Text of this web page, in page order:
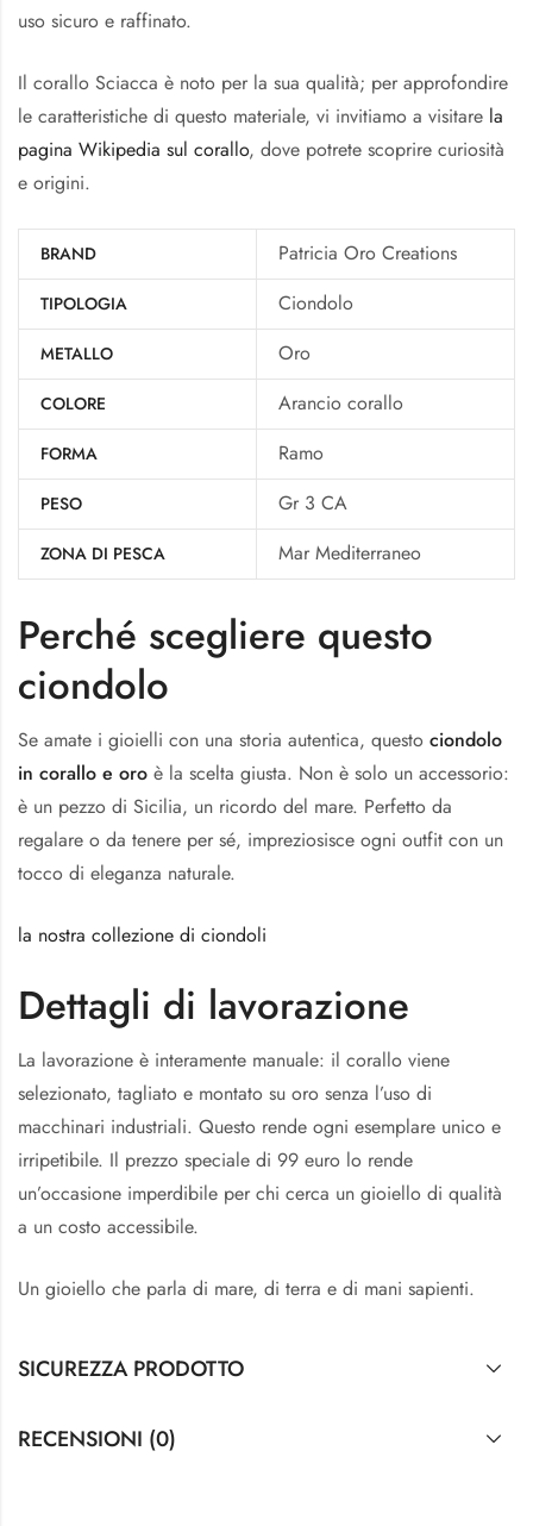
uso sicuro e raffinato.
Il corallo Sciacca è noto per la sua qualità; per approfondire
le caratteristiche di questo materiale, vi invitiamo a visitare la
pagina Wikipedia sul corallo, dove potrete scoprire curiosità
e origini.
BRAND Patricia Oro Creations
TIPOLOGIA Ciondolo
METALLO Oro
COLORE Arancio corallo
FORMA Ramo
PESO Gr 3 CA
ZONA DI PESCA Mar Mediterraneo
Perché scegliere questo
ciondolo
Se amate i gioielli con una storia autentica, questo ciondolo
in corallo e oro è la scelta giusta. Non è solo un accessorio:
è un pezzo di Sicilia, un ricordo del mare. Perfetto da
regalare o da tenere per sé, impreziosisce ogni outfit con un
tocco di eleganza naturale.
la nostra collezione di ciondoli
Dettagli di lavorazione
La lavorazione è interamente manuale: il corallo viene
selezionato, tagliato e montato su oro senza l’uso di
macchinari industriali. Questo rende ogni esemplare unico e
irripetibile. Il prezzo speciale di 99 euro lo rende
un’occasione imperdibile per chi cerca un gioiello di qualità
a un costo accessibile.
Un gioiello che parla di mare, di terra e di mani sapienti.
SICUREZZA PRODOTTO
RECENSIONI (0)